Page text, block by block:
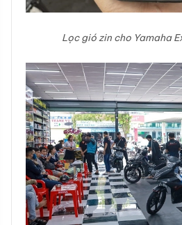
Lọc gió zin cho Yamaha